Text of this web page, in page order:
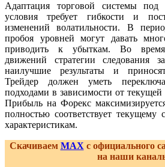
Адаптация торговой системы под
условия требует гибкости и
изменений волатильности. В
пробоя уровней могут давать
приводить к убыткам. Во
движений стратегии следования
наилучшие результаты и
Трейдер должен уметь
подходами в зависимости от
Прибыль на Форекс максимизируется
полностью соответствует
характеристикам.
Скачиваем MAXс официального
на наши